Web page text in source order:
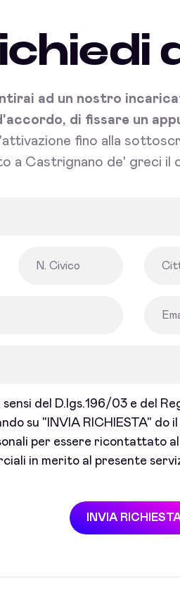
ad un nostro
di fissare un
fino alla
a Castrignano de' greci
del D.lgs.196/03 e del
su "INVIA RICHIESTA" do il
per essere ricontattato al
in merito al presente
INVIA